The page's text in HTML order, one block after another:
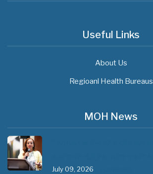
Useful Links
About Us
Regioanl Health Bureaus
MOH News
July 09, 2026